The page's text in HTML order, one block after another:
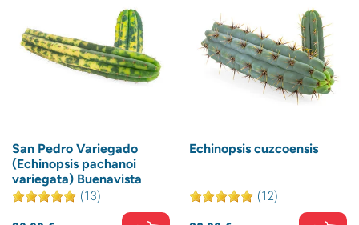
San Pedro Variegado
(Echinopsis pachanoi
variegata) Buenavista
(13)
Echinopsis cuzcoensis
(12)